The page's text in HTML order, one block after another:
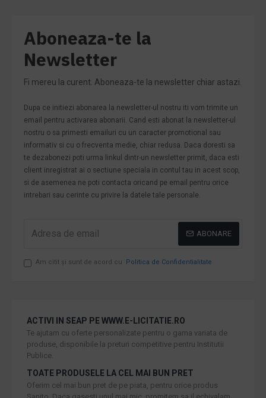
Aboneaza-te la
Newsletter
Fi mereu la curent. Aboneaza-te la newsletter chiar astazi.
Dupa ce initiezi abonarea la newsletter-ul nostru iti vom trimite un
email pentru activarea abonarii. Cand esti abonat la newsletter-ul
nostru o sa primesti emailuri cu un caracter promotional sau
informativ si cu o frecventa medie, chiar redusa. Daca doresti sa
te dezabonezi poti urma linkul dintr-un newsletter primit, daca esti
client inregistrat ai o sectiune speciala in contul tau in acest scop,
si de asemenea ne poti contacta oricand pe email pentru orice
intrebari sau cerinte cu privire la datele tale personale.
ABONARE
Am citit şi sunt de acord cu Politica de Confidentialitate
ACTIVI IN SEAP PE WWW.E-LICITATIE.RO
Te ajutam cu oferte personalizate pentru o gama variata de
produse, disponibile la preturi competitive pentru Institutii
Publice.
TOATE PRODUSELE LA CEL MAI BUN PRET
Oferim cel mai bun pret de pe piata, pentru orice produs
Sanito. Daca gasesti unul mai mic, promitem sa il echivalam.